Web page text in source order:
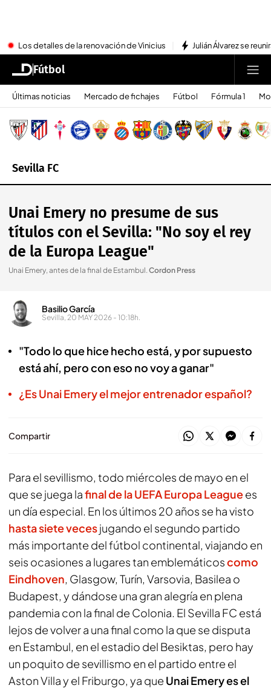
Los detalles de la renovación de Vinicius Julián Álvarez se
Fútbol
Últimas noticias Mercado de fichajes Fútbol Fórmula 1
Sevilla FC
Unai Emery no presume de sus
títulos con el Sevilla: "No soy el rey
de la Europa League"
Unai Emery, antes de la final de Estambul.Cordon Press
Basilio García
Sevilla, 20 MAY 2026 - 10:18h.
"Todo lo que hice hecho está, y por supuesto
está ahí, pero con eso no voy a ganar"
¿Es Unai Emery el mejor entrenador español?
Compartir
Para el sevillismo, todo miércoles de mayo en el
que se juega lafinal de la UEFA Europa Leaguees
un día especial. En los últimos 20 años se ha visto
hasta siete vecesjugando el segundo partido
más importante del fútbol continental, viajando en
seis ocasiones a lugares tan emblemáticoscomo
Eindhoven, Glasgow, Turín, Varsovia, Basilea o
Budapest, y dándose una gran alegría en plena
pandemia con la final de Colonia. El Sevilla FC está
lejos de volver a una final como la que se disputa
en Estambul, en el estadio del Besiktas, pero hay
un poquito de sevillismo en el partido entre el
Aston Villa y el Friburgo, ya que Unai Emery es el